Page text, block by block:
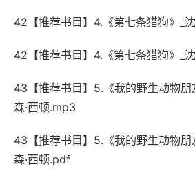
42【推荐书目】4.《第七条猎狗》_
42【推荐书目】4.《第七条猎狗》_
43【推荐书目】5.《我的野生动物朋
森·西顿.mp3
43【推荐书目】5.《我的野生动物朋
森·西顿.pdf